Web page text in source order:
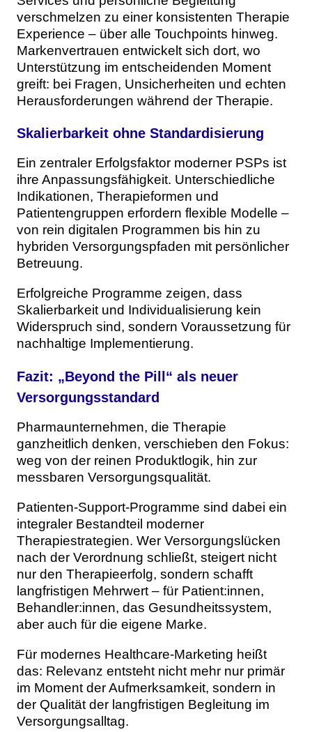
verschmelzen zu einer konsistenten Therapie
Experience – über alle Touchpoints hinweg.
Markenvertrauen entwickelt sich dort, wo
Unterstützung im entscheidenden Moment
greift: bei Fragen, Unsicherheiten und echten
Herausforderungen während der Therapie.
Skalierbarkeit ohne Standardisierung
Ein zentraler Erfolgsfaktor moderner PSPs ist
ihre Anpassungsfähigkeit. Unterschiedliche
Indikationen, Therapieformen und
Patientengruppen erfordern flexible Modelle –
von rein digitalen Programmen bis hin zu
hybriden Versorgungspfaden mit persönlicher
Betreuung.
Erfolgreiche Programme zeigen, dass
Skalierbarkeit und Individualisierung kein
Widerspruch sind, sondern Voraussetzung für
nachhaltige Implementierung.
Fazit: „Beyond the Pill“ als neuer
Versorgungsstandard
Pharmaunternehmen, die Therapie
ganzheitlich denken, verschieben den Fokus:
weg von der reinen Produktlogik, hin zur
messbaren Versorgungsqualität.
Patienten-Support-Programme sind dabei ein
integraler Bestandteil moderner
Therapiestrategien. Wer Versorgungslücken
nach der Verordnung schließt, steigert nicht
nur den Therapieerfolg, sondern schafft
langfristigen Mehrwert – für Patient:innen,
Behandler:innen, das Gesundheitssystem,
aber auch für die eigene Marke.
Für modernes Healthcare-Marketing heißt
das: Relevanz entsteht nicht mehr nur primär
im Moment der Aufmerksamkeit, sondern in
der Qualität der langfristigen Begleitung im
Versorgungsalltag.